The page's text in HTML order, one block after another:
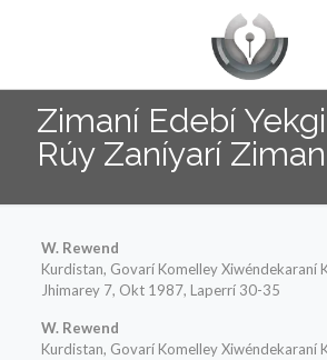
Zimaní Edebí
Rúy Zaníyarí
W. Rewend
Kurdistan, Govarí Komelley Xiwéndekaraní
Jhimarey 7, Okt 1987, Laperrí 30-35
W. Rewend
Kurdistan, Govarí Komelley Xiwéndekaraní